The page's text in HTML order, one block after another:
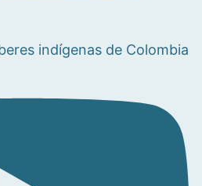
indígenas de Colombia